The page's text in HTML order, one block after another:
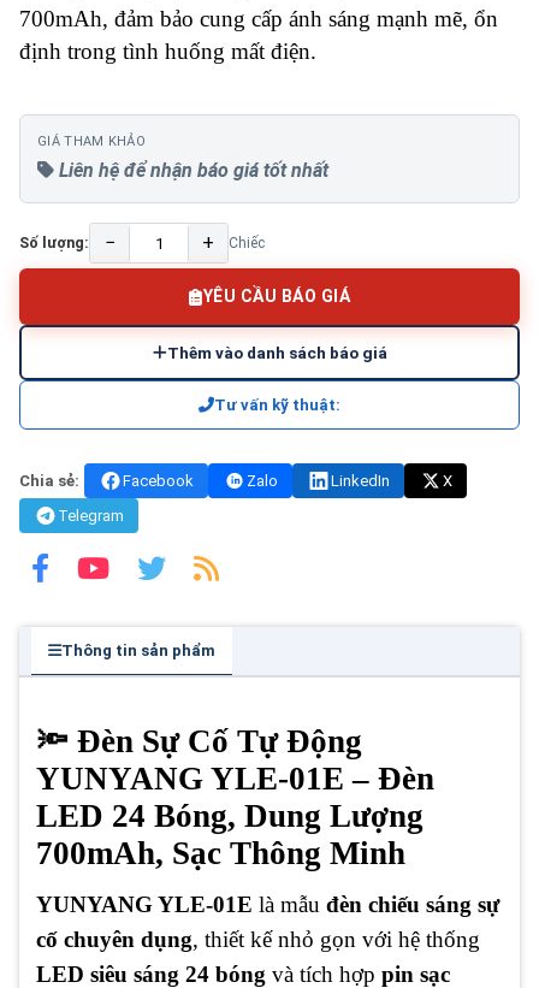
700mAh, đảm bảo cung cấp ánh sáng mạnh mẽ, ổn
định trong tình huống mất điện.
GIÁ THAM KHẢO
Liên hệ để nhận báo giá tốt nhất
Số lượng: − + Chiếc
YÊU CẦU BÁO GIÁ
Thêm vào danh sách báo giá
Tư vấn kỹ thuật:
Chia sẻ: Facebook Zalo LinkedIn
X
Telegram
Thông tin sản phẩm
🔦 Đèn Sự Cố Tự Động
YUNYANG YLE-01E – Đèn
LED 24 Bóng, Dung Lượng
700mAh, Sạc Thông Minh
YUNYANG YLE-01E là mẫu đèn chiếu sáng sự
cố chuyên dụng, thiết kế nhỏ gọn với hệ thống
LED siêu sáng 24 bóng và tích hợp pin sạc